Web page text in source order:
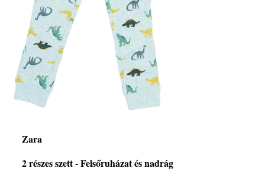
Zara
2 részes szett - Felsőruházat és nadrág